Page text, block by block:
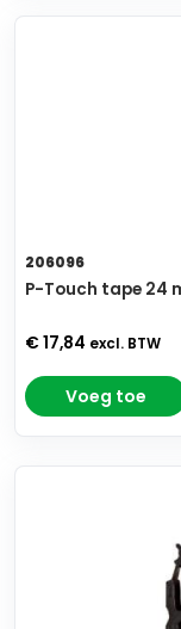
206096
P-Touch tape 24
€ 17,84 excl. BTW
Voeg toe